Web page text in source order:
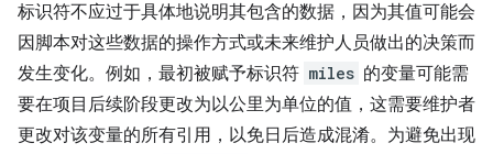
标识符不应过于具体地说明其包含的数据，因为其值可能会
因脚本对这些数据的操作方式或未来维护人员做出的决策而
发生变化。例如，最初被赋予标识符 miles 的变量可能需
要在项目后续阶段更改为以公里为单位的值，这需要维护者
更改对该变量的所有引用，以免日后造成混淆。为避免出现